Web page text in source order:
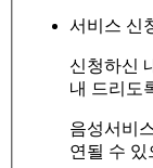
서비스 신
신청하신
내 드리도
음성서비
연될 수 있